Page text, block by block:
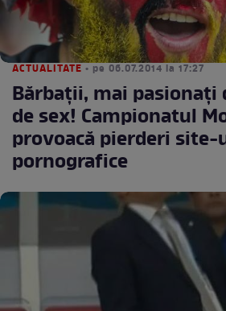
ACTUALITATE • pe 06.07.2014 la 17:27
Bărbaţii, mai pasionaţi
de sex! Campionatul
provoacă pierderi
pornografice